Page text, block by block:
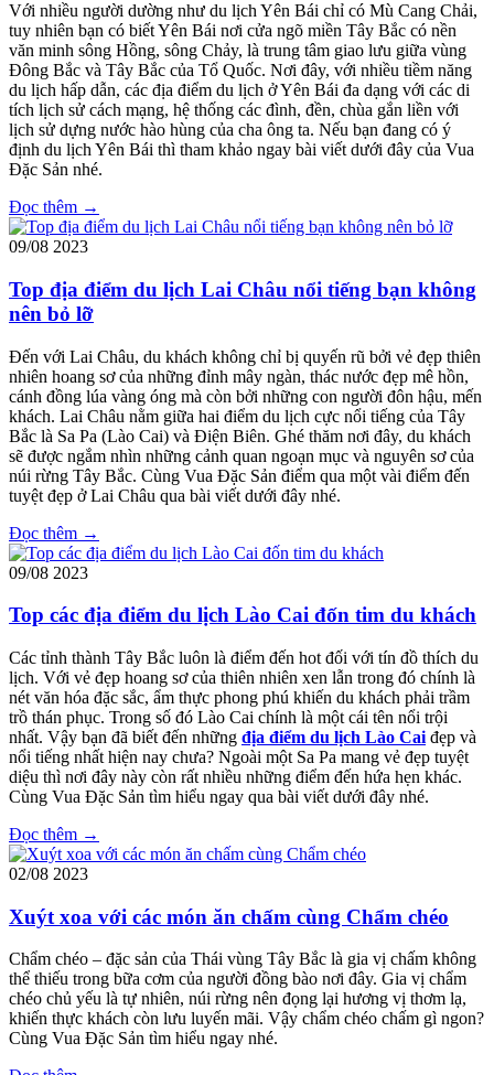
Với nhiều người dường như du lịch Yên Bái chỉ có Mù Cang Chải,
tuy nhiên bạn có biết Yên Bái nơi cửa ngõ miền Tây Bắc có nền
văn minh sông Hồng, sông Chảy, là trung tâm giao lưu giữa vùng
Đông Bắc và Tây Bắc của Tổ Quốc. Nơi đây, với nhiều tiềm năng
du lịch hấp dẫn, các địa điểm du lịch ở Yên Bái đa dạng với các di
tích lịch sử cách mạng, hệ thống các đình, đền, chùa gắn liền với
lịch sử dựng nước hào hùng của cha ông ta. Nếu bạn đang có ý
định du lịch Yên Bái thì tham khảo ngay bài viết dưới đây của Vua
Đặc Sản nhé.
Đọc thêm →
09/08 2023
Top địa điểm du lịch Lai Châu nổi tiếng bạn không
nên bỏ lỡ
Đến với Lai Châu, du khách không chỉ bị quyến rũ bởi vẻ đẹp thiên
nhiên hoang sơ của những đỉnh mây ngàn, thác nước đẹp mê hồn,
cánh đồng lúa vàng óng mà còn bởi những con người đôn hậu, mến
khách. Lai Châu nằm giữa hai điểm du lịch cực nổi tiếng của Tây
Bắc là Sa Pa (Lào Cai) và Điện Biên. Ghé thăm nơi đây, du khách
sẽ được ngắm nhìn những cảnh quan ngoạn mục và nguyên sơ của
núi rừng Tây Bắc. Cùng Vua Đặc Sản điểm qua một vài điểm đến
tuyệt đẹp ở Lai Châu qua bài viết dưới đây nhé.
Đọc thêm →
09/08 2023
Top các địa điểm du lịch Lào Cai đốn tim du khách
Các tỉnh thành Tây Bắc luôn là điểm đến hot đối với tín đồ thích du
lịch. Với vẻ đẹp hoang sơ của thiên nhiên xen lẫn trong đó chính là
nét văn hóa đặc sắc, ẩm thực phong phú khiến du khách phải trầm
trồ thán phục. Trong số đó Lào Cai chính là một cái tên nổi trội
nhất. Vậy bạn đã biết đến những địa điểm du lịch Lào Cai đẹp và
nổi tiếng nhất hiện nay chưa? Ngoài một Sa Pa mang vẻ đẹp tuyệt
diệu thì nơi đây này còn rất nhiều những điểm đến hứa hẹn khác.
Cùng Vua Đặc Sản tìm hiểu ngay qua bài viết dưới đây nhé.
Đọc thêm →
02/08 2023
Xuýt xoa với các món ăn chấm cùng Chẩm chéo
Chẩm chéo – đặc sản của Thái vùng Tây Bắc là gia vị chấm không
thể thiếu trong bữa cơm của người đồng bào nơi đây. Gia vị chẩm
chéo chủ yếu là tự nhiên, núi rừng nên đọng lại hương vị thơm lạ,
khiến thực khách còn lưu luyến mãi. Vậy chẩm chéo chấm gì ngon?
Cùng Vua Đặc Sản tìm hiểu ngay nhé.